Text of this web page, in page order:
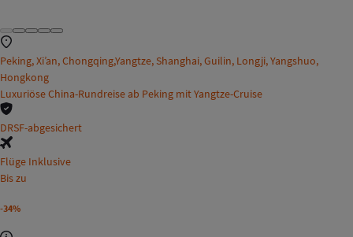
Peking, Xi’an, Chongqing,Yangtze, Shanghai, Guilin, Longji, Yangshuo,
Hongkong
Luxuriöse China-Rundreise ab Peking mit Yangtze-Cruise
DRSF-abgesichert
Flüge Inklusive
Bis zu
-34%